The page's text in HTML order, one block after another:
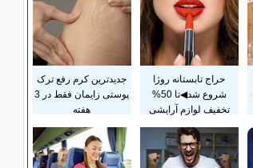
حراج تابستانه روژا
شروع شد◀تا 50%
تخفیف لوازم آرایشی
جدیدترین کرم رفع ترک
پوستی زایمان فقط در 3
هفته